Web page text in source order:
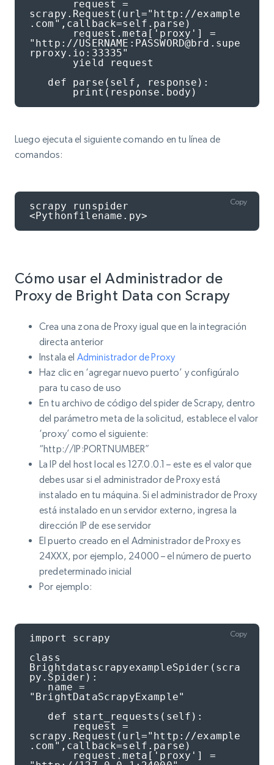
scrapy.Request(url="http://example
.com",callback=self.parse)
"http://USERNAME:PASSWORD@brd.supe
rproxy.io:33335"
       print(response.body)
Luego ejecuta el siguiente comando en tu línea de
comandos:
scrapy runspider
<Pythonfilename.py>
Copy
Cómo usar el Administrador de
Proxy de Bright Data con Scrapy
Crea una zona de Proxy igual que en la integración
directa anterior
Instala el Administrador de Proxy
Haz clic en ‘agregar nuevo puerto’ y configúralo
para tu caso de uso
En tu archivo de código del spider de Scrapy, dentro
del parámetro meta de la solicitud, establece el valor
‘proxy’ como el siguiente:
“http://IP:PORTNUMBER”
La IP del host local es 127.0.0.1 – este es el valor que
debes usar si el administrador de Proxy está
instalado en tu máquina. Si el administrador de Proxy
está instalado en un servidor externo, ingresa la
dirección IP de ese servidor
El puerto creado en el Administrador de Proxy es
24XXX, por ejemplo, 24000 – el número de puerto
predeterminado inicial
Por ejemplo:
import scrapy
class
BrightdatascrapyexampleSpider(scra
py.Spider):
"BrightDataScrapyExample"
scrapy.Request(url="http://example
.com",callback=self.parse)
Copy